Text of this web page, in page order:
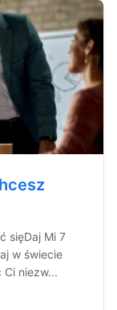
sięDaj Mi 7
w świecie
Ci niezw...